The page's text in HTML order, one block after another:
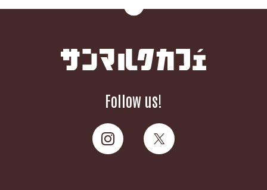
Follow us!